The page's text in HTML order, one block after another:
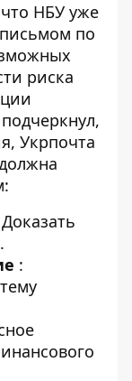
НБУ уже
по
риска
Укрпочта
: